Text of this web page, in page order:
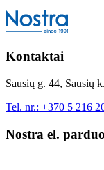
Kontaktai
Sausių g. 44, Sausių
Tel. nr.: +370 5 216
Nostra el.